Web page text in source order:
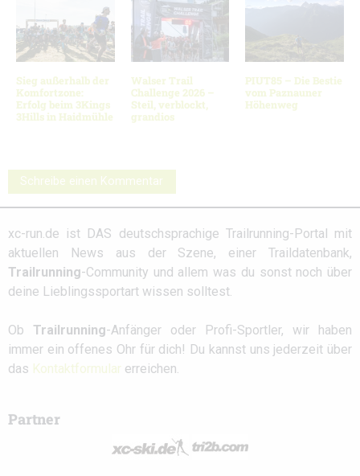
Sieg außerhalb der
Komfortzone:
Erfolg beim 3Kings
3Hills in Haidmühle
Walser Trail
Challenge 2026 –
Steil, verblockt,
grandios
PIUT85 – Die Bestie
vom Paznauner
Höhenweg
Schreibe einen Kommentar
xc-run.de ist DAS deutschsprachige Trailrunning-Portal mit
aktuellen News aus der Szene, einer Traildatenbank,
Trailrunning-Community und allem was du sonst noch über
deine Lieblingssportart wissen solltest.
Ob Trailrunning-Anfänger oder Profi-Sportler, wir haben
immer ein offenes Ohr für dich! Du kannst uns jederzeit über
das Kontaktformular erreichen.
Partner